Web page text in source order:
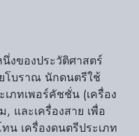
งของประวัติศาสตร์
โบราณ นักดนตรีใช้
เภทเพอร์คัชชั่น (เครื่อง
, และเครื่องสาย เพื่อ
ทน เครื่องดนตรีประเภท